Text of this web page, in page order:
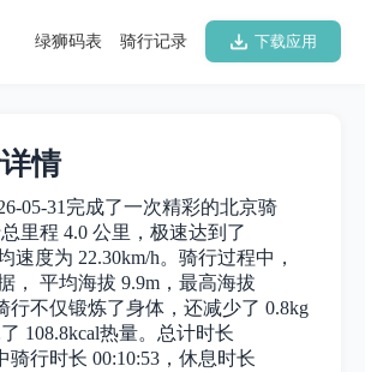
下载应用
骑行记录
绿狮码表
情
05-31完成了一次精彩的北京骑
里程 4.0 公里，极速达到了
速度为 22.30km/h。骑行过程中，
， 平均海拔 9.9m，最高海拔
行不仅锻炼了身体，还减少了 0.8kg
108.8kcal热量。总计时长
骑行时长 00:10:53，休息时长